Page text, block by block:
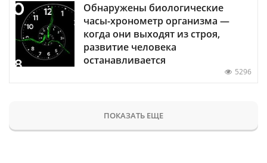
Обнаружены биологические
часы-хронометр организма —
когда они выходят из строя,
развитие человека
останавливается
5296
ПОКАЗАТЬ ЕЩЕ